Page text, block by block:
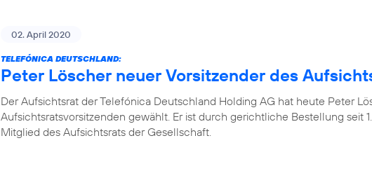
02. April 2020
TELEFÓNICA DEUTSCHLAND:
Peter Löscher neuer Vorsitzender des
Der Aufsichtsrat der Telefónica Deutschland Holding AG hat heute Peter
Aufsichtsratsvorsitzenden gewählt. Er ist durch gerichtliche Bestellung seit
Mitglied des Aufsichtsrats der Gesellschaft.